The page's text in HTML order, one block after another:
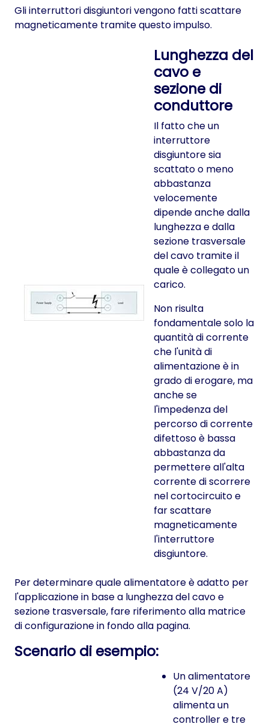
Gli interruttori disgiuntori vengono fatti scattare
magneticamente tramite questo impulso.
Lunghezza del
cavo e
sezione di
conduttore
Il fatto che un
interruttore
disgiuntore sia
scattato o meno
abbastanza
velocemente
dipende anche dalla
lunghezza e dalla
sezione trasversale
del cavo tramite il
quale è collegato un
carico.
Non risulta
fondamentale solo la
quantità di corrente
che l'unità di
alimentazione è in
grado di erogare, ma
anche se
l'impedenza del
percorso di corrente
difettoso è bassa
abbastanza da
permettere all'alta
corrente di scorrere
nel cortocircuito e
far scattare
magneticamente
l'interruttore
disgiuntore.
Per determinare quale alimentatore è adatto per
l'applicazione in base a lunghezza del cavo e
sezione trasversale, fare riferimento alla matrice
di configurazione in fondo alla pagina.
Scenario di esempio:
Un alimentatore
(24 V/20 A)
alimenta un
controller e tre